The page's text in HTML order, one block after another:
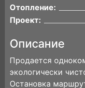
Отопление:
Проект:
Описание
Продается
экологически
Остановка